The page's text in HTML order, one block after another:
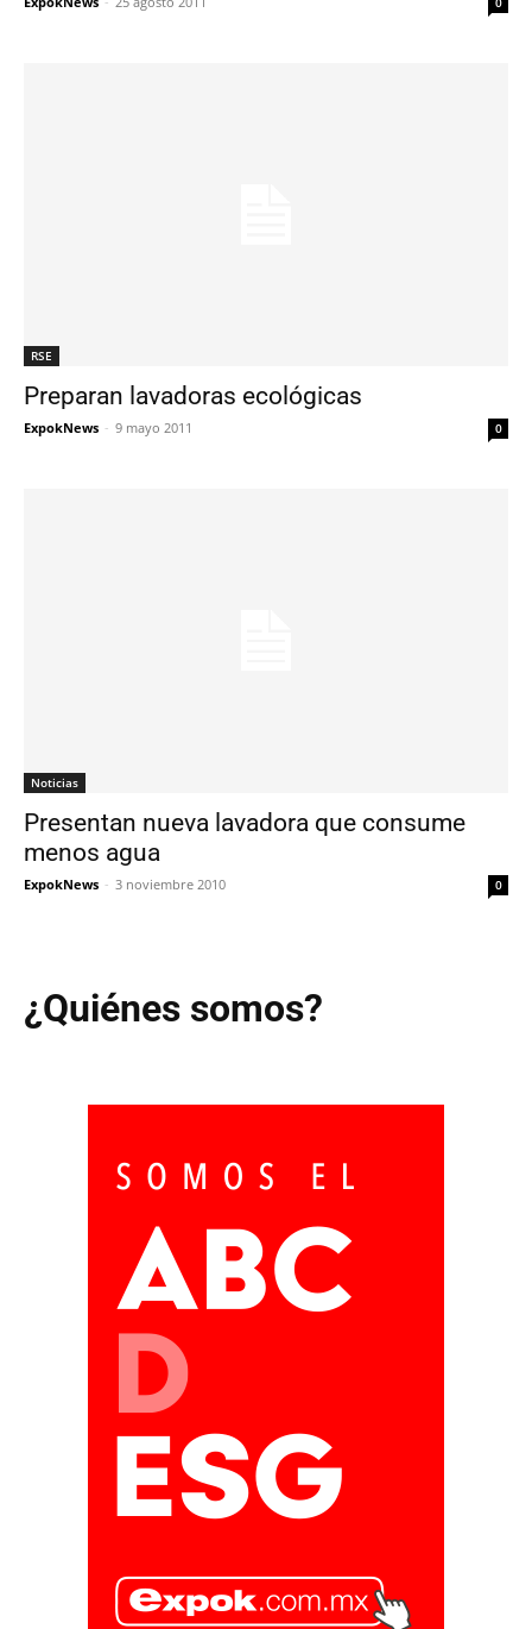
RSE
Preparan lavadoras ecológicas
ExpokNews - 9 mayo 2011 0
Noticias
Presentan nueva lavadora que consume
menos agua
ExpokNews - 3 noviembre 2010 0
¿Quiénes somos?